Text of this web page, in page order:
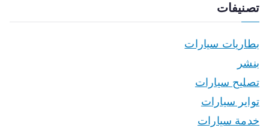
تصنيفات
بطاريات سيارات
بنشر
تصليح سيارات
تواير سيارات
خدمة سيارات